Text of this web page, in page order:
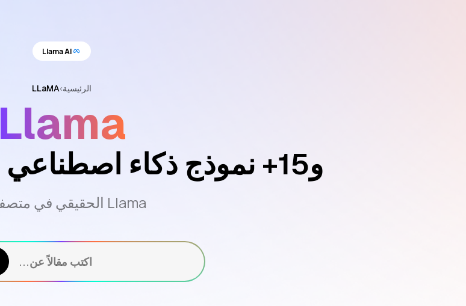
Llama AI
الرئيسية›
LLaMA
Llama
و15+ نموذج ذكاء اصطناعي في دردشة واحدة
Llama الحقيقي في متصفحك
اكتب مقالاً عن...